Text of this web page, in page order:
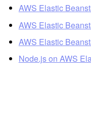
AWS Elastic
AWS Elastic
AWS Elastic
Node.js on AWS